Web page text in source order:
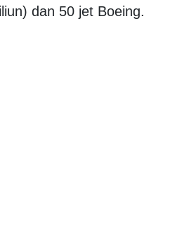
dan 50 jet Boeing.